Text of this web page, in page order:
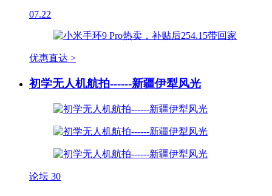
07.22
优惠直达 >
初学无人机航拍------新疆伊犁风光
论坛 30